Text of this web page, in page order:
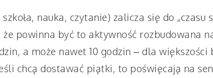
nauka, czytanie) zalicza się do „czasu
powinna być to aktywność rozbudowana
a może nawet 10 godzin – dla większości
chcą dostawać piątki, to poświęcają na